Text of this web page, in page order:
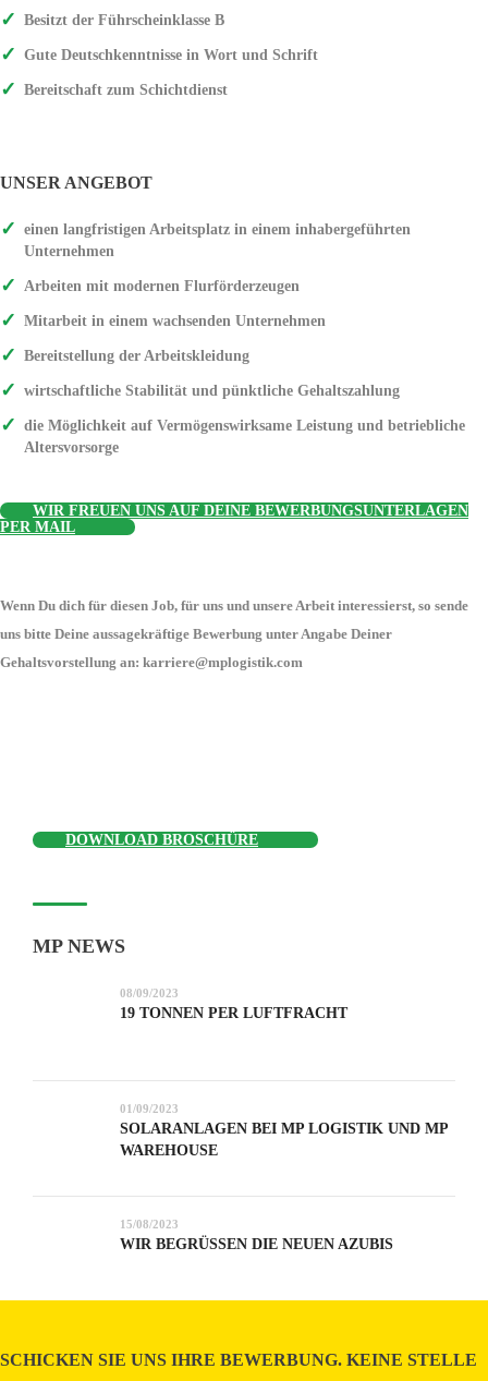
Besitzt der Führscheinklasse B
Gute Deutschkenntnisse in Wort und Schrift
Bereitschaft zum Schichtdienst
UNSER ANGEBOT
einen langfristigen Arbeitsplatz in einem inhabergeführten
Unternehmen
Arbeiten mit modernen Flurförderzeugen
Mitarbeit in einem wachsenden Unternehmen
Bereitstellung der Arbeitskleidung
wirtschaftliche Stabilität und pünktliche Gehaltszahlung
die Möglichkeit auf Vermögenswirksame Leistung und betriebliche
Altersvorsorge
WIR FREUEN UNS AUF DEINE BEWERBUNGSUNTERLAGEN
PER MAIL
Wenn Du dich für diesen Job, für uns und unsere Arbeit interessierst, so sende
uns bitte Deine aussagekräftige Bewerbung unter Angabe Deiner
Gehaltsvorstellung an: karriere@mplogistik.com
DOWNLOAD BROSCHÜRE
MP NEWS
08/09/2023
19 TONNEN PER LUFTFRACHT
01/09/2023
SOLARANLAGEN BEI MP LOGISTIK UND MP
WAREHOUSE
15/08/2023
WIR BEGRÜSSEN DIE NEUEN AZUBIS
SCHICKEN SIE UNS IHRE BEWERBUNG. KEINE STELLE